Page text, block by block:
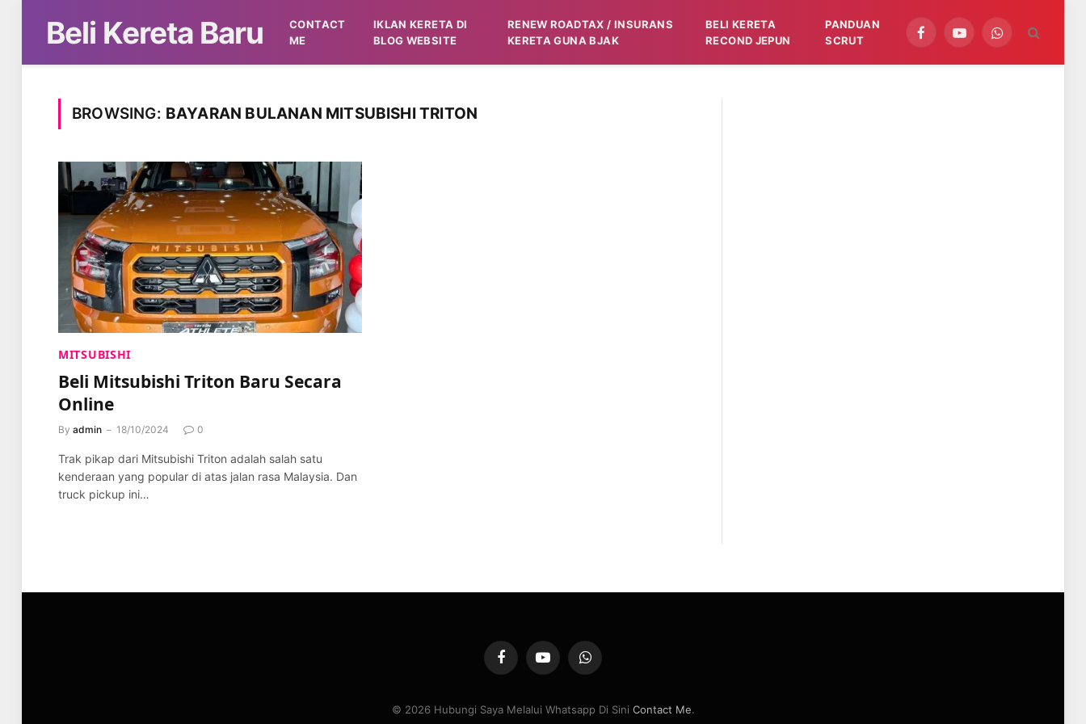
Beli Kereta Baru
CONTACT
ME
IKLAN KERETA DI
BLOG WEBSITE
RENEW ROADTAX / INSURANS
KERETA GUNA BJAK
BELI KERETA
RECOND JEPUN
PANDUAN
SCRUT
FacebookYouTubeWhatsApp
BROWSING: BAYARAN BULANAN MITSUBISHI TRITON
MITSUBISHI
Beli Mitsubishi Triton Baru Secara
Online
By admin 18/10/2024 0
Trak pikap dari Mitsubishi Triton adalah salah satu
kenderaan yang popular di atas jalan rasa Malaysia. Dan
truck pickup ini…
FacebookYouTubeWhatsApp
© 2026 Hubungi Saya Melalui Whatsapp Di Sini Contact Me.